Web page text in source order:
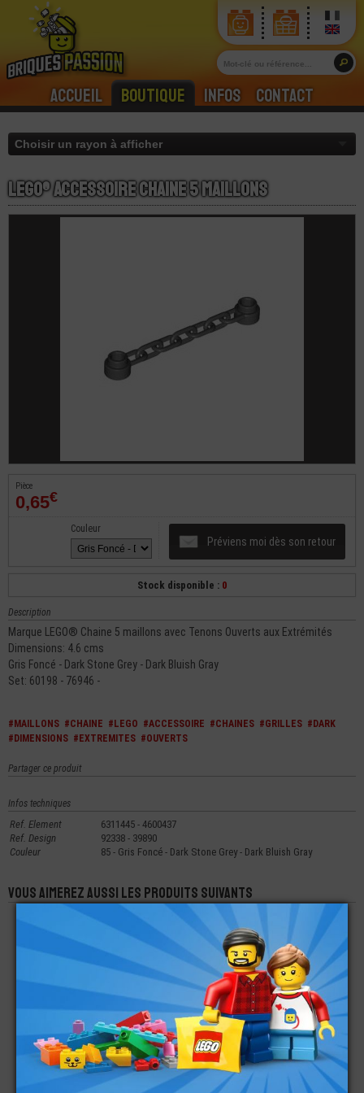
Accueil Boutique Infos Contact
LEGO® Accessoire Chaine 5 Maillons
Pièce
0,65€
Préviens moi dès son retour
Couleur
Stock disponible : 0
Description
Marque LEGO® Chaine 5 maillons avec Tenons Ouverts aux Extrémités
Dimensions: 4.6 cms
Gris Foncé - Dark Stone Grey - Dark Bluish Gray
Set: 60198 - 76946 -
#MAILLONS #CHAINE #LEGO #ACCESSOIRE #CHAINES #GRILLES #DARK
#DIMENSIONS #EXTREMITES #OUVERTS
Partager ce produit
Infos techniques
Ref. Element
6311445 - 4600437
Ref. Design
92338 - 39890
Couleur
85 - Gris Foncé - Dark Stone Grey - Dark Bluish Gray
Vous aimerez aussi les produits suivants
MINI-FIGURINE
1,99€
LEGO® PLATE LISSE
RONDE 2X2 CIBLE DE
TIR A L'ARC
0,49€
LEGO® ACCESSOIRE
MINI-FIGURINE UNE
ECHELLE 1X2X2
1,99€
LEGO® ACCESSOIRE
MINI-FIGURINE ARME
LEGO® ACCESSOIRE
VÉHICULE JANTE Ø 11
MM
LEGO® MINI-
FIGURINE
ACCESSOIRE SEAU